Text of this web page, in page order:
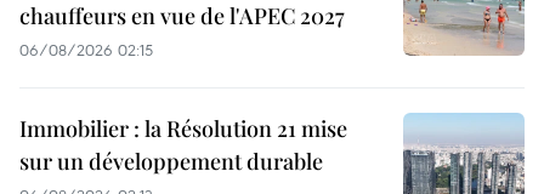
chauffeurs en vue de l'APEC 2027
06/08/2026 02:15
Immobilier : la Résolution 21 mise
sur un développement durable